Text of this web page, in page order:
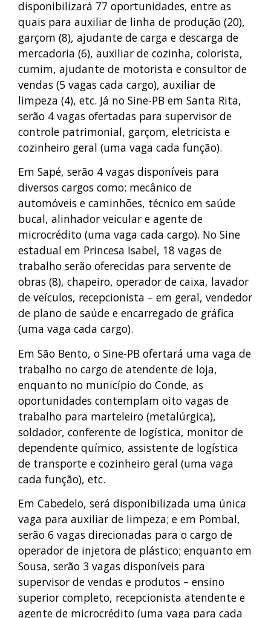
disponibilizará 77 oportunidades, entre as
quais para auxiliar de linha de produção (20),
garçom (8), ajudante de carga e descarga de
mercadoria (6), auxiliar de cozinha, colorista,
cumim, ajudante de motorista e consultor de
vendas (5 vagas cada cargo), auxiliar de
limpeza (4), etc. Já no Sine-PB em Santa Rita,
serão 4 vagas ofertadas para supervisor de
controle patrimonial, garçom, eletricista e
cozinheiro geral (uma vaga cada função).
Em Sapé, serão 4 vagas disponíveis para
diversos cargos como: mecânico de
automóveis e caminhões, técnico em saúde
bucal, alinhador veicular e agente de
microcrédito (uma vaga cada cargo). No Sine
estadual em Princesa Isabel, 18 vagas de
trabalho serão oferecidas para servente de
obras (8), chapeiro, operador de caixa, lavador
de veículos, recepcionista – em geral, vendedor
de plano de saúde e encarregado de gráfica
(uma vaga cada cargo).
Em São Bento, o Sine-PB ofertará uma vaga de
trabalho no cargo de atendente de loja,
enquanto no município do Conde, as
oportunidades contemplam oito vagas de
trabalho para marteleiro (metalúrgica),
soldador, conferente de logística, monitor de
dependente químico, assistente de logística
de transporte e cozinheiro geral (uma vaga
cada função), etc.
Em Cabedelo, será disponibilizada uma única
vaga para auxiliar de limpeza; e em Pombal,
serão 6 vagas direcionadas para o cargo de
operador de injetora de plástico; enquanto em
Sousa, serão 3 vagas disponíveis para
supervisor de vendas e produtos – ensino
superior completo, recepcionista atendente e
agente de microcrédito (uma vaga para cada